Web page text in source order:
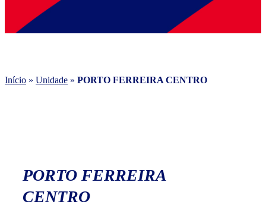
Início » Unidade » PORTO FERREIRA CENTRO
PORTO FERREIRA
CENTRO